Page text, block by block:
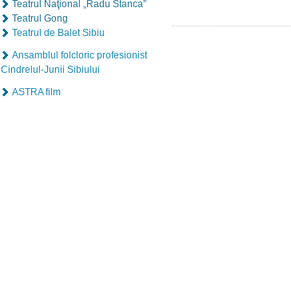
Teatrul Naţional „Radu Stanca”
Teatrul Gong
Teatrul de Balet Sibiu
Ansamblul folcloric profesionist
Cindrelul-Junii Sibiului
ASTRA film